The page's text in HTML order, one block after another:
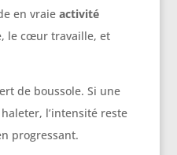
en vraie activité
le cœur travaille, et
de boussole. Si une
l’intensité reste
progressant.